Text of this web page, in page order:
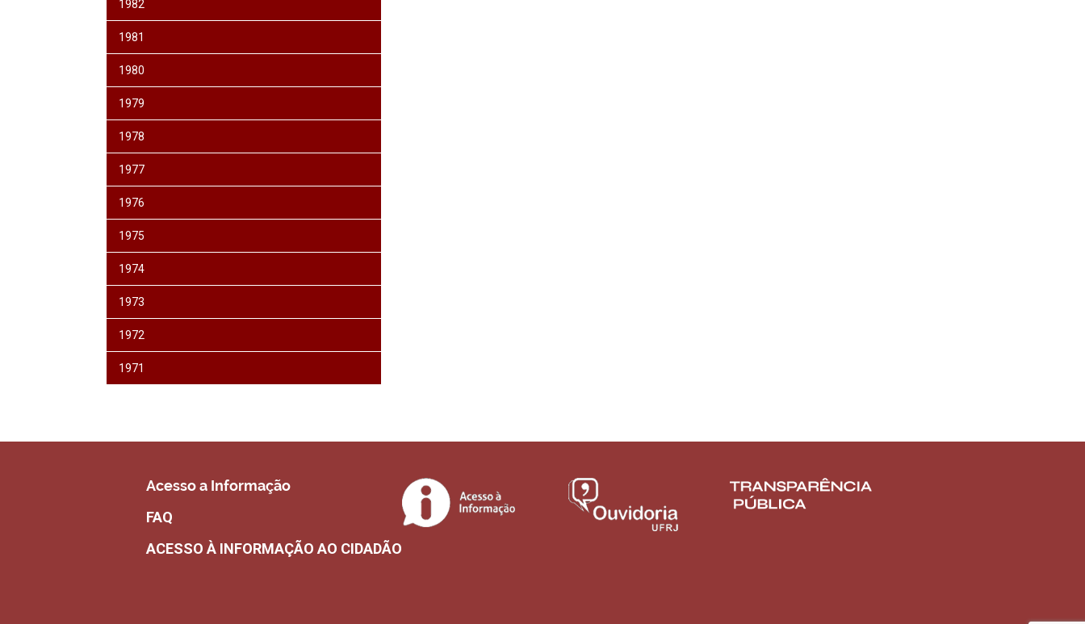
1982
1981
1980
1979
1978
1977
1976
1975
1974
1973
1972
1971
Acesso a Informação
FAQ
ACESSO À INFORMAÇÃO AO CIDADÃO